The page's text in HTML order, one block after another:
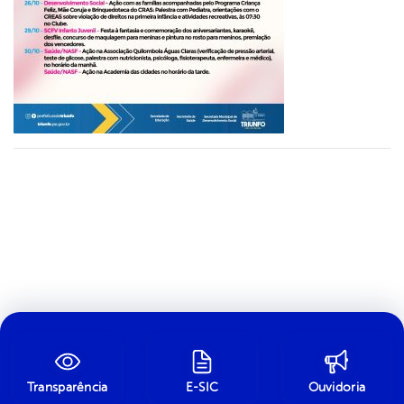
Transparência E-SIC Ouvidoria